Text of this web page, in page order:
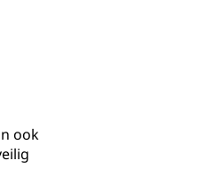
ook